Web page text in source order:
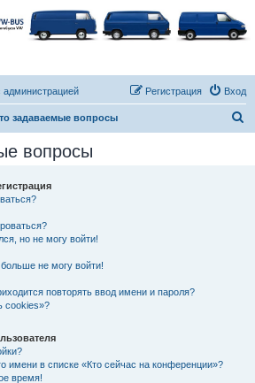
администрацией Вход
Регистрация
задаваемые вопросы
вопросы
но не могу войти!
не могу войти!
повторять ввод имени и пароля?
cookies»?
имени в списке «Кто сейчас на конференции»?
время!